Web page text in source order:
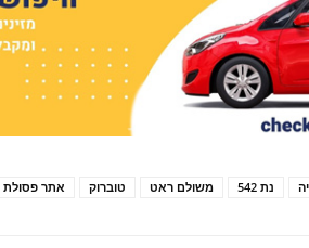
אתר פסולת טוברוק משולם ראט נת 542